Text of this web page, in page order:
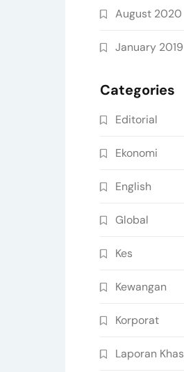
August 2020
January 2019
Categories
Editorial
Ekonomi
English
Global
Kes
Kewangan
Korporat
Laporan Khas